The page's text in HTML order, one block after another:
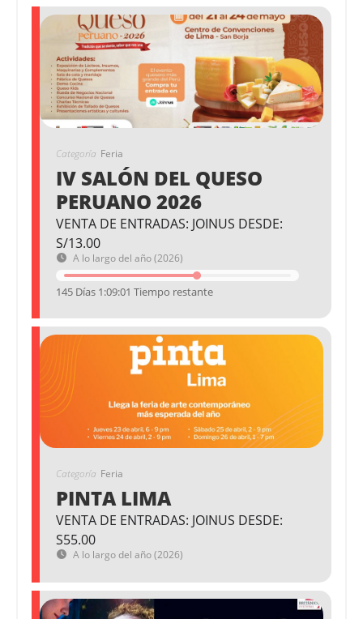
Categoría Feria
IV SALÓN DEL QUESO
PERUANO 2026
VENTA DE ENTRADAS: JOINUS DESDE:
S/13.00
A lo largo del año (2026)
145 Días 1:09:01 Tiempo restante
Categoría Feria
PINTA LIMA
VENTA DE ENTRADAS: JOINUS DESDE:
S55.00
A lo largo del año (2026)